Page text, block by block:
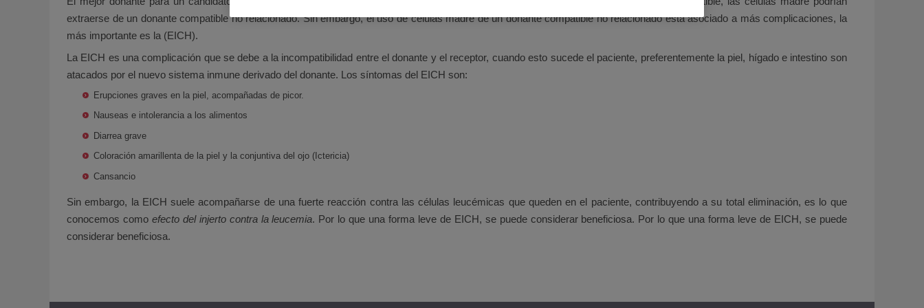
extraerse de un donante compatible no relacionado. Sin embargo, el uso de células madre de un donante compatible no relacionado está asociado a más complicaciones, la
más importante es la (EICH).
La EICH es una complicación que se debe a la incompatibilidad entre el donante y el receptor, cuando esto sucede el paciente, preferentemente la piel, hígado e intestino son
atacados por el nuevo sistema inmune derivado del donante. Los síntomas del EICH son:
Erupciones graves en la piel, acompañadas de picor.
Nauseas e intolerancia a los alimentos
Diarrea grave
Coloración amarillenta de la piel y la conjuntiva del ojo (Ictericia)
Cansancio
Sin embargo, la EICH suele acompañarse de una fuerte reacción contra las células leucémicas que queden en el paciente, contribuyendo a su total eliminación, es lo que
conocemos como efecto del injerto contra la leucemia. Por lo que una forma leve de EICH, se puede considerar beneficiosa. Por lo que una forma leve de EICH, se puede
considerar beneficiosa.